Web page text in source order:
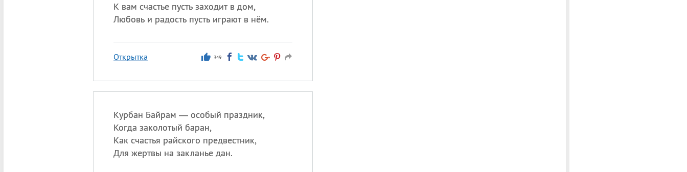
К вам счастье пусть заходит в дом,
Любовь и радость пусть играют в нём.
Открытка 349
Курбан Байрам — особый праздник,
Когда заколотый баран,
Как счастья райского предвестник,
Для жертвы на закланье дан.